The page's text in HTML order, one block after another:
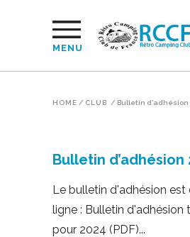
MENU
HOME / CLUB / Bulletin d’adhésion
Bulletin d’adhésion
Le bulletin d'adhésion est
ligne : Bulletin d'adhésion
pour 2024 (PDF)